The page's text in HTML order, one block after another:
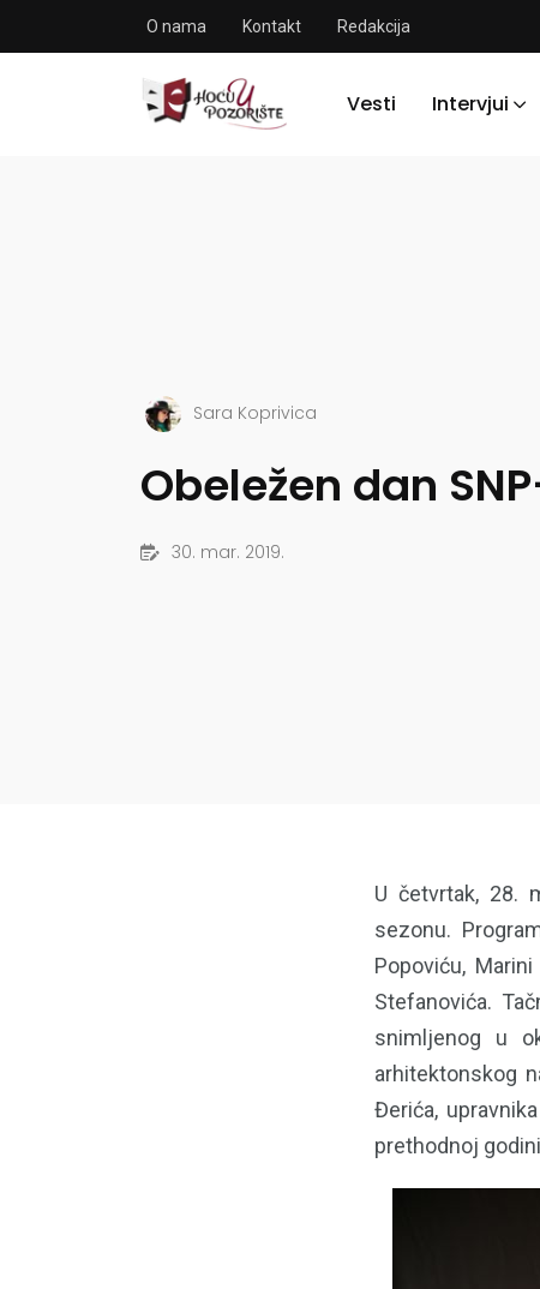
O nama Kontakt Redakcija
Vesti Intervjui
Sara Koprivica
Obeležen dan
30. mar. 2019.
U četvrtak, 28.
sezonu.
Popoviću,
Stefanovića.
snimljenog u
arhitektonskog
Đerića,
prethodnoj